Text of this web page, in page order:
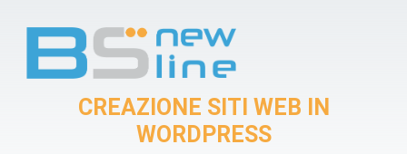
contenuto
CREAZIONE SITI WEB IN
WORDPRESS